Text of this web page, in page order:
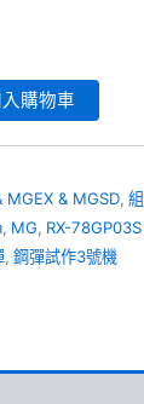
購物車
MGEX & MGSD,
, MG, RX-
,鋼彈試作3號機